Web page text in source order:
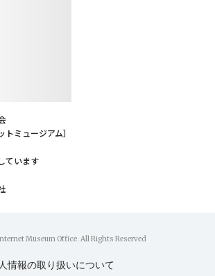
ミュージアム］
ています
Museum Office. All Rights Reserved
情報の取り扱いについて